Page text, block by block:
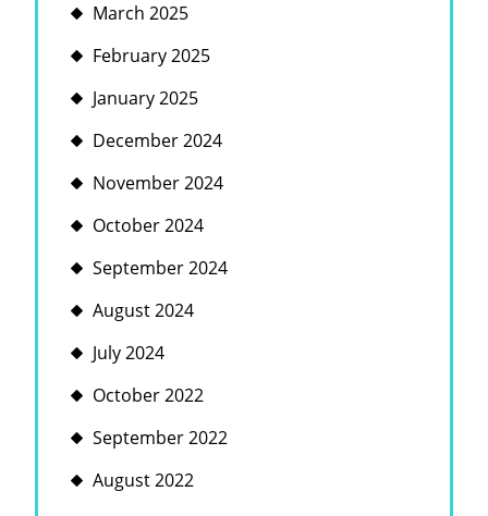
March 2025
February 2025
January 2025
December 2024
November 2024
October 2024
September 2024
August 2024
July 2024
October 2022
September 2022
August 2022